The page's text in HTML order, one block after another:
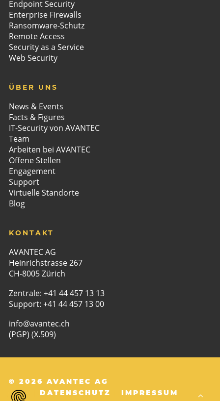
Endpoint Security
Enterprise Firewalls
Ransomware-Schutz
Remote Access
Security as a Service
Web Security
ÜBER UNS
News & Events
Facts & Figures
IT-Security von AVANTEC
Team
Arbeiten bei AVANTEC
Offene Stellen
Engagement
Support
Virtuelle Standorte
Blog
KONTAKT
AVANTEC AG
Heinrichstrasse 267
CH-8005 Zürich
Zentrale: +41 44 457 13 13
Support: +41 44 457 13 00
info@avantec.ch
(PGP) (X.509)
© 2026 AVANTEC AG
AGB
DATENSCHUTZ IMPRESSUM